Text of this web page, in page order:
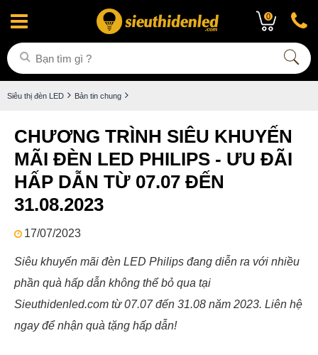
0
Siêu thị đèn LED Bản tin chung
CHƯƠNG TRÌNH SIÊU KHUYẾN
MÃI ĐÈN LED PHILIPS - ƯU ĐÃI
HẤP DẪN TỪ 07.07 ĐẾN
31.08.2023
17/07/2023
Siêu khuyến mãi đèn LED Philips đang diễn ra với nhiều
phần quà hấp dẫn không thể bỏ qua tại
Sieuthidenled.com từ 07.07 đến 31.08 năm 2023. Liên hệ
ngay để nhận quà tặng hấp dẫn!